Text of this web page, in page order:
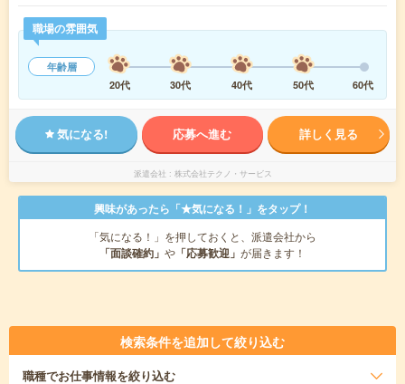
職場の雰囲気
年齢層
20代
30代 40代 50代 60代
気になる! 応募へ進む 詳しく見る
派遣会社 株式会社テクノ・サービス
興味があったら「★気になる！」をタップ！
「気になる！」を押しておくと、派遣会社から
「面談確約」 や 「応募歓迎」 が届きます！
検索条件を追加して絞り込む
職種でお仕事情報を絞り込む